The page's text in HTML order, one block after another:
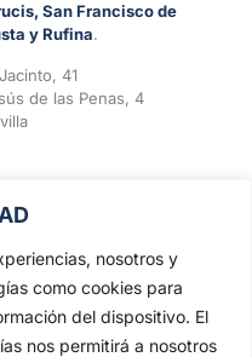
nosotros y
como cookies para
del dispositivo. El
nos permitirá a nosotros
San Francisco de
y Rufina.
41
de las Penas, 4